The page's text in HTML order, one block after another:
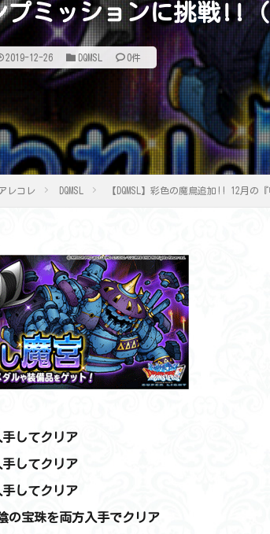
プミッションに挑戦!!
2019-12-26 DQMSL 0件
レコレ DQMSL 【DQMSL】彩色の魔鳥追加!! 12月
してクリア
してクリア
してクリア
の宝珠を両方入手でクリア